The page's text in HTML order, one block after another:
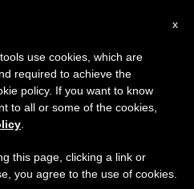
2023
×
agosto haremos la pausa
en el periodo de verano
y también el
x
use cookies, which are
required to achieve the
policy. If you want to know
to all or some of the cookies,
this page, clicking a link or
you agree to the use of cookies.